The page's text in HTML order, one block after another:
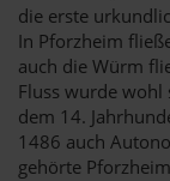
die erste
In Pforzheim
auch die Würm
Fluss wurde wohl
dem 14.
1486 auch
gehörte